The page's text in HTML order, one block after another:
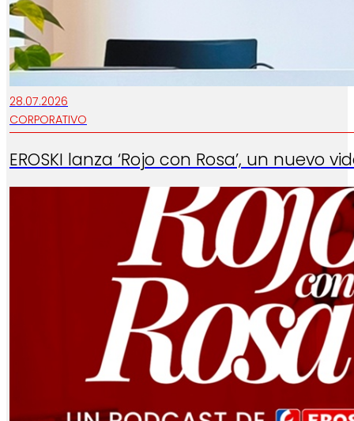
28.07.2026
CORPORATIVO
EROSKI lanza ‘Rojo con Rosa’, un